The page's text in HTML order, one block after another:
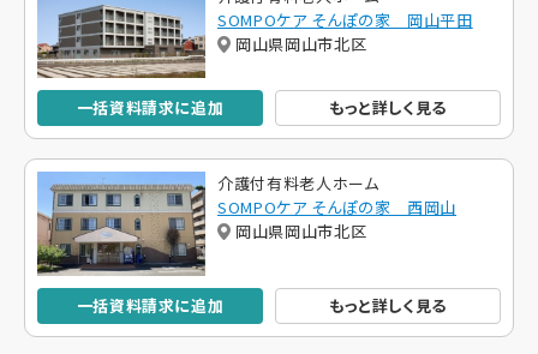
SOMPOケア そんぽの家 岡山平田
岡山県岡山市北区
一括資料請求に追加 もっと詳しく見る
介護付有料老人ホーム
SOMPOケア そんぽの家 西岡山
岡山県岡山市北区
一括資料請求に追加 もっと詳しく見る